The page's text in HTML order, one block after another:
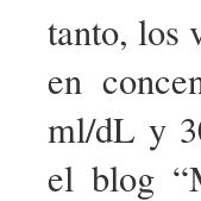
tanto, los
en
ml/dL y
el blog